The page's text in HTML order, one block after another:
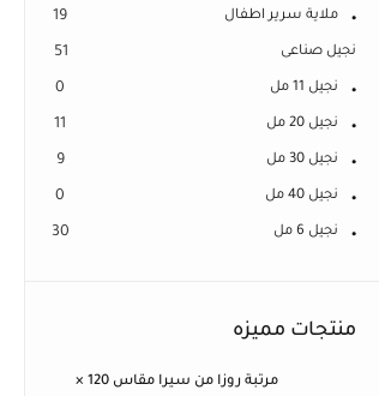
ملاية سرير اطفال 19
نجيل صناعى 51
نجيل 11 مل 0
نجيل 20 مل 11
نجيل 30 مل 9
نجيل 40 مل 0
نجيل 6 مل 30
منتجات مميزه
مرتبة روزا من سيرا مقاس 120 ×